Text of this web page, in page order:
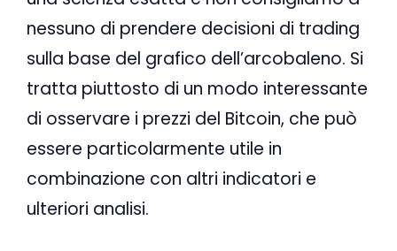
nessuno di prendere decisioni di trading
sulla base del grafico dell’arcobaleno. Si
tratta piuttosto di un modo interessante
di osservare i prezzi del Bitcoin, che può
essere particolarmente utile in
combinazione con altri indicatori e
ulteriori analisi.